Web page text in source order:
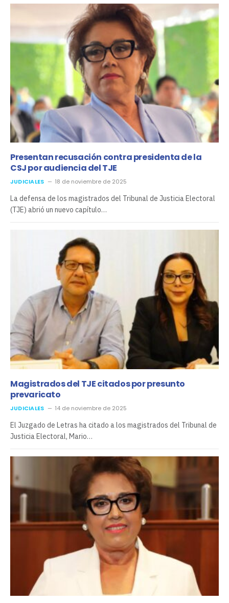
Presentan recusación contra presidenta de la
CSJ por audiencia del TJE
JUDICIALES 18 de noviembre de 2025
La defensa de los magistrados del Tribunal de Justicia Electoral
(TJE) abrió un nuevo capítulo…
Magistrados del TJE citados por presunto
prevaricato
JUDICIALES 14 de noviembre de 2025
El Juzgado de Letras ha citado a los magistrados del Tribunal de
Justicia Electoral, Mario…